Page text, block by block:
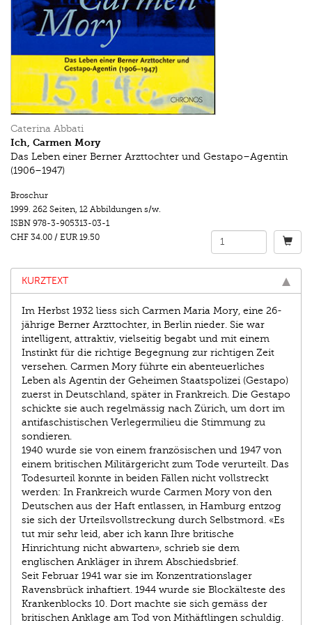
Caterina Abbati
Ich, Carmen Mory
Das Leben einer Berner Arzttochter und Gestapo–Agentin
(1906–1947)
Broschur
1999. 262 Seiten, 12 Abbildungen s/w.
ISBN 978-3-905313-03-1
CHF 34.00 / EUR 19.50
KURZTEXT
Im Herbst 1932 liess sich Carmen Maria Mory, eine 26-
jährige Berner Arzttochter, in Berlin nieder. Sie war
intelligent, attraktiv, vielseitig begabt und mit einem
Instinkt für die richtige Begegnung zur richtigen Zeit
versehen. Carmen Mory führte ein abenteuerliches
Leben als Agentin der Geheimen Staatspolizei (Gestapo)
zuerst in Deutschland, später in Frankreich. Die Gestapo
schickte sie auch regelmässig nach Zürich, um dort im
antifaschistischen Verlegermilieu die Stimmung zu
sondieren.
1940 wurde sie von einem französischen und 1947 von
einem britischen Militärgericht zum Tode verurteilt. Das
Todesurteil konnte in beiden Fällen nicht vollstreckt
werden: In Frankreich wurde Carmen Mory von den
Deutschen aus der Haft entlassen, in Hamburg entzog
sie sich der Urteilsvollstreckung durch Selbstmord. «Es
tut mir sehr leid, aber ich kann Ihre britische
Hinrichtung nicht abwarten», schrieb sie dem
englischen Ankläger in ihrem Abschiedsbrief.
Seit Februar 1941 war sie im Konzentrationslager
Ravensbrück inhaftiert. 1944 wurde sie Blockälteste des
Krankenblocks 10. Dort machte sie sich gemäss der
britischen Anklage am Tod von Mithäftlingen schuldig.